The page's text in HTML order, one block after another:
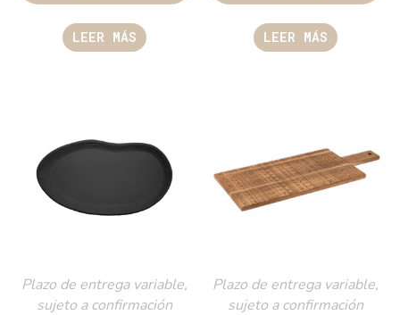
LEER MÁS LEER MÁS
Plazo de entrega variable,
sujeto a confirmación
Plazo de entrega variable,
sujeto a confirmación